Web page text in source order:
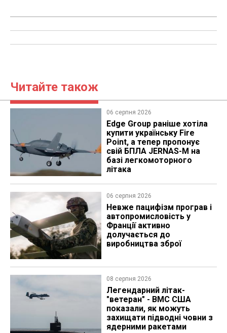
Читайте також
06 серпня 2026
Edge Group раніше хотіла
купити українську Fire
Point, а тепер пропонує
свій БПЛА JERNAS-M на
базі легкомоторного
літака
06 серпня 2026
Невже пацифізм програв і
автопромисловість у
Франції активно
долучається до
виробництва зброї
08 серпня 2026
Легендарний літак-
"ветеран" - ВМС США
показали, як можуть
захищати підводні човни з
ядерними ракетами